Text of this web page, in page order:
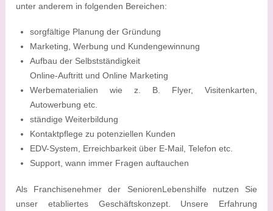
unter anderem in folgenden Bereichen:
sorgfältige Planung der Gründung
Marketing, Werbung und Kundengewinnung
Aufbau der Selbstständigkeit
Online-Auftritt und Online Marketing
Werbematerialien wie z. B. Flyer, Visitenkarten,
Autowerbung etc.
ständige Weiterbildung
Kontaktpflege zu potenziellen Kunden
EDV-System, Erreichbarkeit über E-Mail, Telefon etc.
Support, wann immer Fragen auftauchen
Als Franchisenehmer der SeniorenLebenshilfe nutzen Sie
unser etabliertes Geschäftskonzept. Unsere Erfahrung